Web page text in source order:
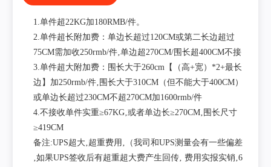
1.单件超22KG加180RMB/件。
2.单件超长附加费：单边长超过120CM或第二长边超过
75CM需加收250rmb/件‚单边超270CM/围长超400CM不接
3.单件超大附加费：围长大于260cm【（高+宽）*2+最长
边】加250rmb/件‚围长大于310CM（但不能大于400CM）
或单边长超过230CM不超270CM加1600rmb/件
4.不接收单件实重≥67KG‚或者单边长≥270CM‚围长尺寸
≥419CM
备注:UPS超大‚超重费用‚（我司和UPS测量会有一些偏差
‚如果UPS签收后有超重超大费产生回传‚ 费用实报实销‚6